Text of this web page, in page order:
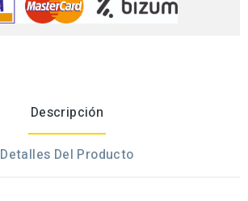
Descripción
Detalles Del Producto